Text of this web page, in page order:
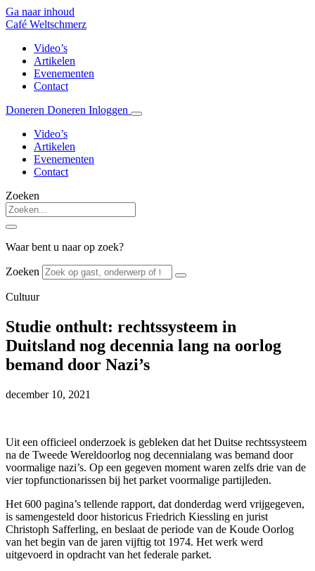
Ga naar inhoud
Café Weltschmerz
Video’s
Artikelen
Evenementen
Contact
Doneren Doneren Inloggen
Video’s
Artikelen
Evenementen
Contact
Zoeken
Waar bent u naar op zoek?
Zoeken
Cultuur
Studie onthult: rechtssysteem in
Duitsland nog decennia lang na oorlog
bemand door Nazi’s
december 10, 2021
Uit een officieel onderzoek is gebleken dat het Duitse rechtssysteem
na de Tweede Wereldoorlog nog decennialang was bemand door
voormalige nazi’s. Op een gegeven moment waren zelfs drie van de
vier topfunctionarissen bij het parket voormalige partijleden.
Het 600 pagina’s tellende rapport, dat donderdag werd vrijgegeven,
is samengesteld door historicus Friedrich Kiessling en jurist
Christoph Safferling, en beslaat de periode van de Koude Oorlog
van het begin van de jaren vijftig tot 1974. Het werk werd
uitgevoerd in opdracht van het federale parket.